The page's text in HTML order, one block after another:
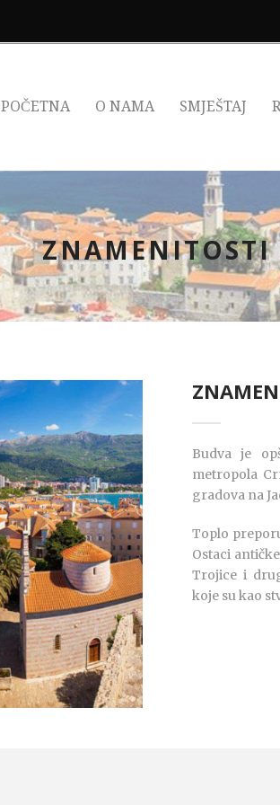
POČETNA O NAMA SMJEŠTAJ
ZNAMENITOSTI
Budva je
metropola
gradova na
Toplo
Ostaci
Trojice i
koje su kao